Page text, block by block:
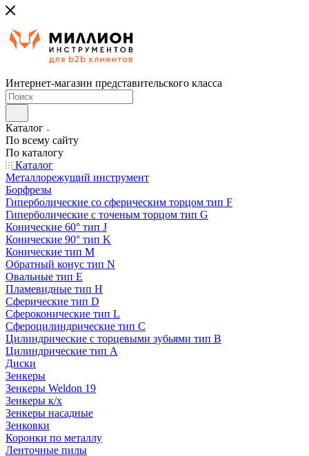
Интернет-магазин представительского класса
Каталог
По всему сайту
По каталогу
Каталог
Металлорежущий инструмент
Борфрезы
Гиперболические cо сферическим торцом тип F
Гиперболические с точеным торцом тип G
Конические 60° тип J
Конические 90° тип K
Конические тип M
Обратный конус тип N
Овальные тип E
Пламевидные тип H
Сферические тип D
Сфероконические тип L
Сфероцилиндрические тип C
Цилиндрические с торцевыми зубьями тип B
Цилиндрические тип А
Диски
Зенкеры
Зенкеры Weldon 19
Зенкеры к/х
Зенкеры насадные
Зенковки
Коронки по металлу
Ленточные пилы